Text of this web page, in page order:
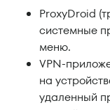
ProxyDroid
системные
меню.
VPN-
на
удаленный